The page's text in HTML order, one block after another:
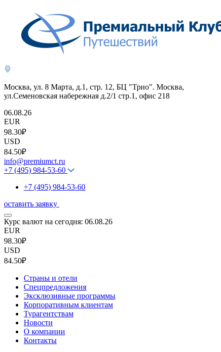
Москва, ул. 8 Марта, д.1, стр. 12, БЦ "Трио". Москва,
ул.Семеновская набережная д.2/1 стр.1, офис 218
06.08.26
EUR
98.30₽
USD
84.50₽
info@premiumct.ru
+7 (495) 984-53-60
+7 (495) 984-53-60
оставить заявку
Курс валют на сегодня: 06.08.26
EUR
98.30₽
USD
84.50₽
Страны и отели
Спецпредложения
Эксклюзивные программы
Корпоративным клиентам
Турагентствам
Новости
О компании
Контакты